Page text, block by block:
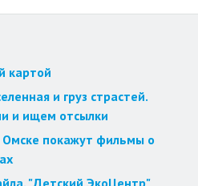
картой
и груз страстей.
и ищем отсылки
покажут фильмы о